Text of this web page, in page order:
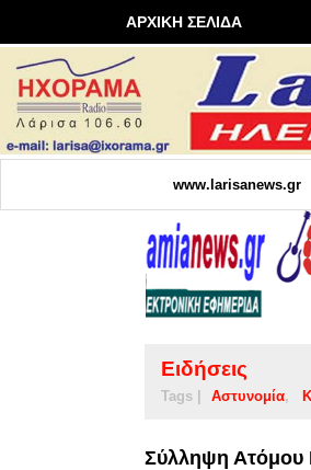
ΑΡΧΙΚΗ ΣΕΛΙΔΑ
www.larisanews.gr
Ειδήσεις
Tags | Αστυνομία
Σύλληψη Ατόμου